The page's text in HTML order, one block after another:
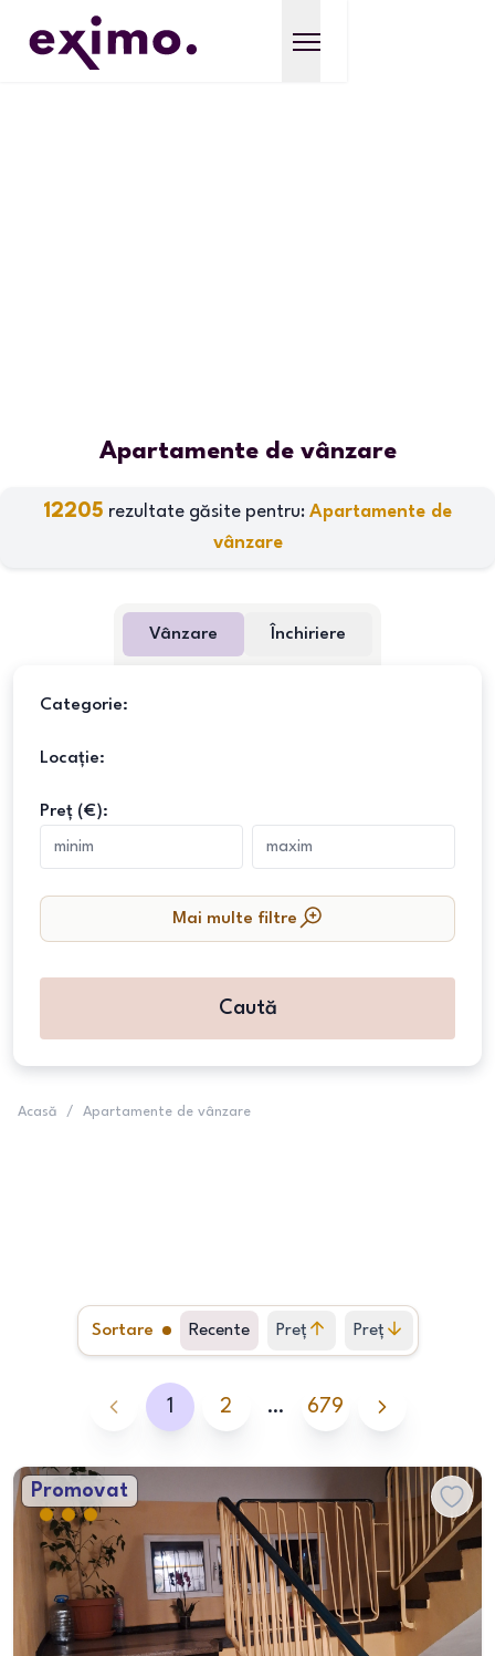
Apartamente de vânzare
12205 rezultate găsite pentru: Apartamente de
vânzare
Vânzare Închiriere
Categorie:
Locație:
Preț (€):
Mai multe filtre
Caută
Acasă / Apartamente de vânzare
Sortare Recente Preț
crescător
Preț
descrescător
1 2 … 679
Promovat